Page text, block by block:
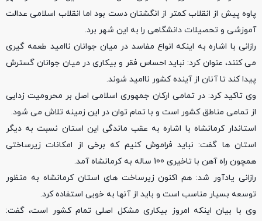
پاوه پیش از انقلاب کمتر از انگشتان دست بود اما انقلاب اسلامی عدالت
آموزشی و تحصیلات دانشگاهی را به این شهر برد.
رازانی با اشاره به اینکه انواع مفاسد در میان جوانان ناامید طعمه گیری
می کنند، عنوان کرد: نباید احساس فقر و بیکاری در میان جوانان گسترش
پیدا کند تا آنان از آینده کشور ناامید شوند.
وی تاکید کرد: در تمامی ارکان جمهوری اسلامی اصل بر محرومیت زدایی
از تمامی مناطق کشور است و با تمام توان در این زمینه تلاش می شود.
استاندار کرمانشاه با اشاره به عقب ماندگی این استان نسبت به دیگر
استان ها گفت: نباید فراموش کنیم که برخی از امکانات زیرساختی
همچون راه آهن با تاخیری 100 ساله به کرمانشاه آمد.
رازانی یادآور شد: هم اکنون زیرساخت های استان کرمانشاه به منظور
توسعه بسیار مناسب است و باید از آنها به خوبی استفاده کرد.
وی با بیان اینکه امروز بیکاری مشکل اصلی تمام کشور است، گفت: